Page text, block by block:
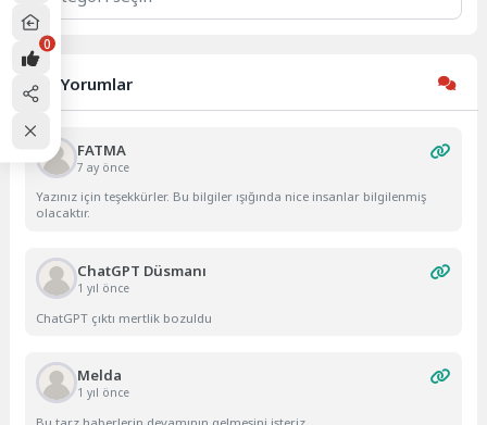
Son Yorumlar
FATMA
7 ay önce
Yazınız için teşekkürler. Bu bilgiler ışığında nice insanlar bilgilenmiş
olacaktır.
ChatGPT Düsmanı
1 yıl önce
ChatGPT çıktı mertlik bozuldu
Melda
1 yıl önce
0